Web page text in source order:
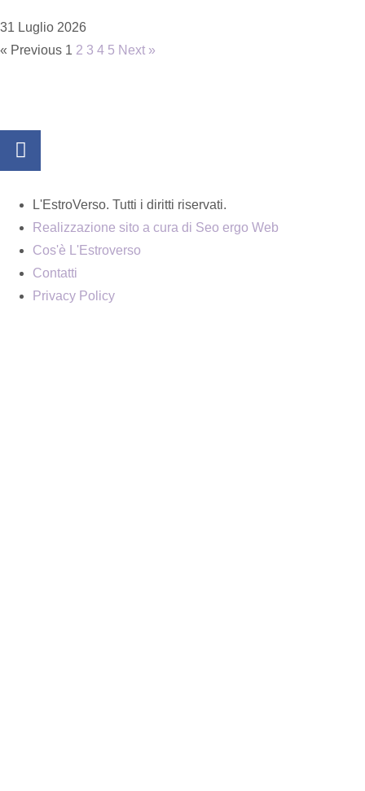
31 Luglio 2026
« Previous 1 2 3 4 5 Next »
L'EstroVerso. Tutti i diritti riservati.
Realizzazione sito a cura di Seo ergo Web
Cos'è L'Estroverso
Contatti
Privacy Policy